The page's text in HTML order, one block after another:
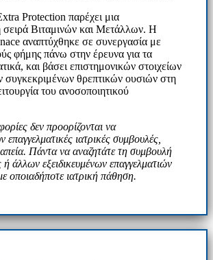
Protection παρέχει μια
Βιταμινών και Μετάλλων. Η
αναπτύχθηκε σε συνεργασία με
φήμης πάνω στην έρευνα για τα
και βάσει επιστημονικών στοιχείων
συγκεκριμένων θρεπτικών ουσιών στη
του ανοσοποιητικού
δεν προορίζονται να
ιατρικές συμβουλές,
Πάντα να αναζητάτε τη συμβουλή
ή άλλων εξειδικευμένων επαγγελματιών
οποιαδήποτε ιατρική πάθηση.